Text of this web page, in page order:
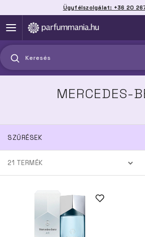
Ügyfélszolgálat: +36 20
Keresés
MERCEDES-
SZŰRÉSEK
21 TERMÉK